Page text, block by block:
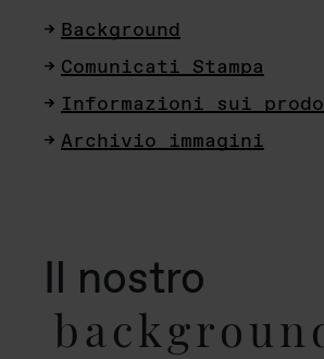
Background
Comunicati Stampa
Informazioni sui
Archivio immagini
Il nostro